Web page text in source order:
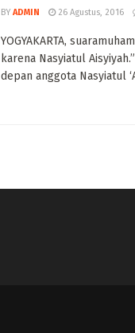
BY ADMIN 26 Agustus, 2016
YOGYAKARTA,
karena Nasyiatul
depan anggota Nasyiatul